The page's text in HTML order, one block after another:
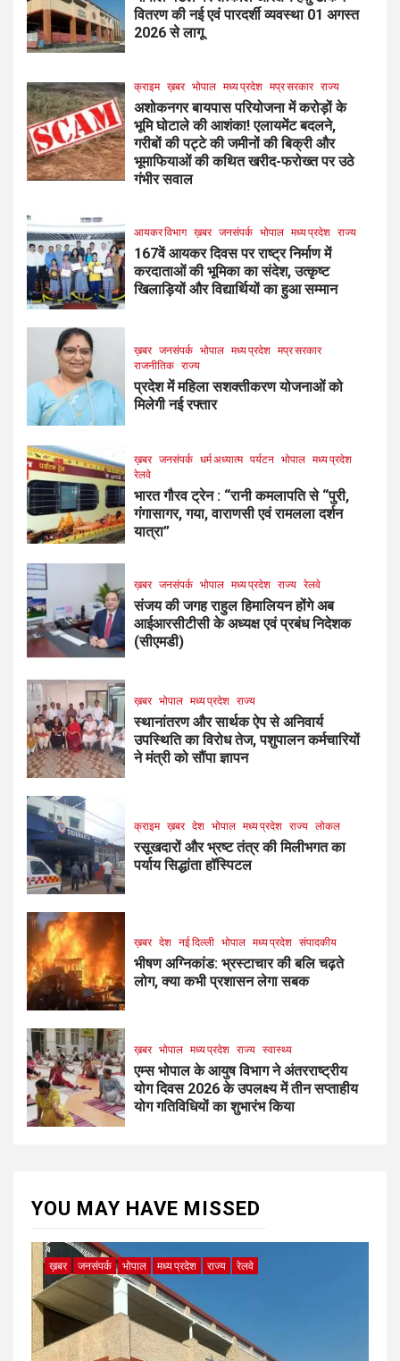
वितरण की नई एवं पारदर्शी व्यवस्था 01 अगस्त
2026 से लागू
क्राइम ख़बर भोपाल मध्य प्रदेश मप्र सरकार राज्य
अशोकनगर बायपास परियोजना में करोड़ों के
भूमि घोटाले की आशंका! एलायमेंट बदलने,
गरीबों की पट्टे की जमीनों की बिक्री और
भूमाफियाओं की कथित खरीद-फरोख्त पर उठे
गंभीर सवाल
आयकर विभाग ख़बर जनसंपर्क भोपाल मध्य प्रदेश राज्य
167वें आयकर दिवस पर राष्ट्र निर्माण में
करदाताओं की भूमिका का संदेश, उत्कृष्ट
खिलाड़ियों और विद्यार्थियों का हुआ सम्मान
ख़बर जनसंपर्क भोपाल मध्य प्रदेश मप्र सरकार
राजनीतिक राज्य
प्रदेश में महिला सशक्तीकरण योजनाओं को
मिलेगी नई रफ्तार
ख़बर जनसंपर्क धर्म अध्यात्म पर्यटन भोपाल मध्य प्रदेश
रेलवे
भारत गौरव ट्रेन : “रानी कमलापति से “पुरी,
गंगासागर, गया, वाराणसी एवं रामलला दर्शन
यात्रा”
ख़बर जनसंपर्क भोपाल मध्य प्रदेश राज्य रेलवे
संजय की जगह राहुल हिमालियन होंगे अब
आईआरसीटीसी के अध्यक्ष एवं प्रबंध निदेशक
(सीएमडी)
ख़बर भोपाल मध्य प्रदेश राज्य
स्थानांतरण और सार्थक ऐप से अनिवार्य
उपस्थिति का विरोध तेज, पशुपालन कर्मचारियों
ने मंत्री को सौंपा ज्ञापन
क्राइम ख़बर देश भोपाल मध्य प्रदेश राज्य लोकल
रसूखदारों और भ्रष्ट तंत्र की मिलीभगत का
पर्याय सिद्धांता हॉस्पिटल
ख़बर देश नई दिल्ली भोपाल मध्य प्रदेश संपादकीय
भीषण अग्निकांड: भ्रस्टाचार की बलि चढ़ते
लोग, क्या कभी प्रशासन लेगा सबक
ख़बर भोपाल मध्य प्रदेश राज्य स्वास्थ्य
एम्स भोपाल के आयुष विभाग ने अंतरराष्ट्रीय
योग दिवस 2026 के उपलक्ष्य में तीन सप्ताहीय
योग गतिविधियों का शुभारंभ किया
YOU MAY HAVE MISSED
ख़बर जनसंपर्क भोपाल मध्य प्रदेश राज्य रेलवे